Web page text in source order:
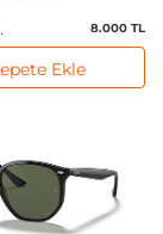
8.000 TL
Ekle